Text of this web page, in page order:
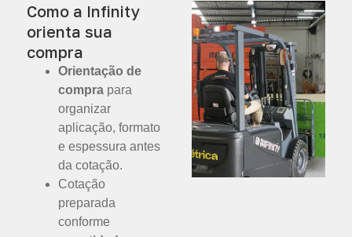
Como a Infinity
orienta sua
compra
Orientação de
compra para
organizar
aplicação, formato
e espessura antes
da cotação.
Cotação
preparada
conforme